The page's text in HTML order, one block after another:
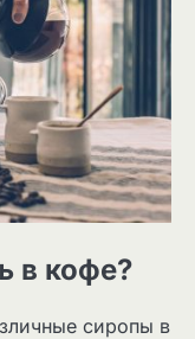
в кофе?
сиропы в